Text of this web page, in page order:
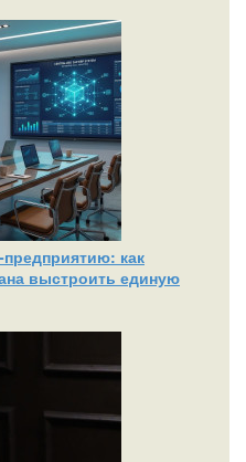
как
выстроить единую